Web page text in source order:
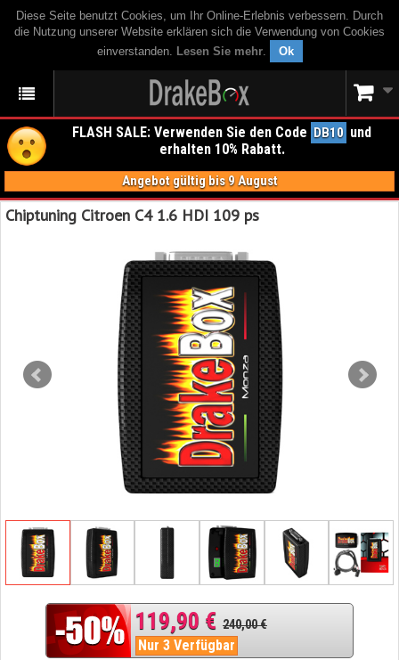
Diese Seite benutzt Cookies, um Ihr Online-Erlebnis verbessern. Durch
die Nutzung unserer Website erklären sich die Verwendung von Cookies
einverstanden. Lesen Sie mehr. Ok
FLASH SALE: Verwenden Sie den Code DB10 und
erhalten 10% Rabatt.
Angebot gültig bis 9 August
Chiptuning Citroen C4 1.6 HDI 109 ps
119,90 € 240,00 €
Nur 3 Verfügbar